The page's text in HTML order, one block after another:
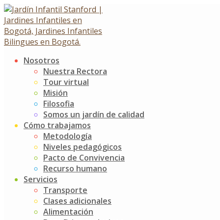
Skip
to
content
Nosotros
Nuestra Rectora
Tour virtual
Misión
Filosofia
Somos un jardín de calidad
Cómo trabajamos
Metodología
Niveles pedagógicos
Pacto de Convivencia
Recurso humano
Servicios
Transporte
Clases adicionales
Alimentación
Pintura en Masa
Pintura en Masa
29 enero, 202030 enero, 2020
Jardín Infantil Stanford
El contacto con sabores, con olores, sonidos y texturas
damos gran validez a este tipo de actividades que,
En casa podemos compartir con nuestros niños y niñas,
involucrar la exploración a través de los sentidos.
Ingreso a Clases